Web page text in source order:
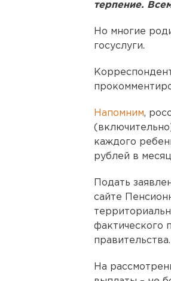
терпение.
Но многие
госуслуги.
Напомним,
каждого
рублей в
Подать
сайте
фактического
правительства.
На